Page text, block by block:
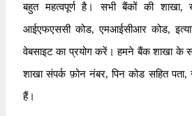
बहुत महत्वपूर्ण है। सभी बैंकों की शाखा,
आईएफएससी कोड, एमआईसीआर कोड,
वेबसाइट का प्रयोग करें। हमने बैंक शाखा के
शाखा संपर्क फ़ोन नंबर, पिन कोड सहित पता,
हैं।